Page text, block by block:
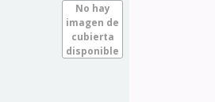
No hay
imagen de
cubierta
disponible